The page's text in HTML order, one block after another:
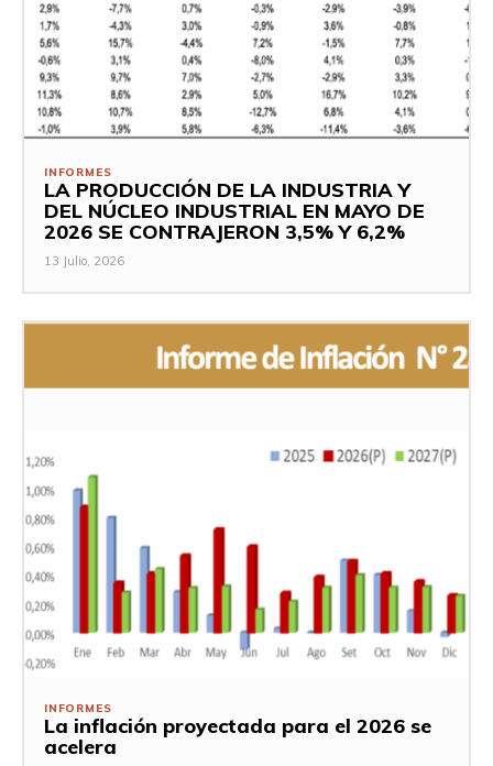
INFORMES
LA PRODUCCIÓN DE LA INDUSTRIA Y
DEL NÚCLEO INDUSTRIAL EN MAYO DE
2026 SE CONTRAJERON 3,5% Y 6,2%
13 Julio, 2026
INFORMES
La inflación proyectada para el 2026 se
acelera